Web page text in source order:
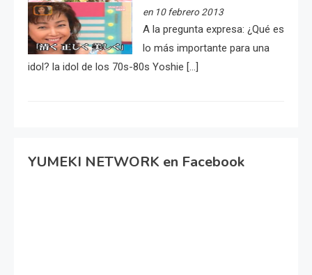
en 10 febrero 2013
A la pregunta expresa: ¿Qué es
lo más importante para una
idol? la idol de los 70s-80s Yoshie […]
YUMEKI NETWORK en Facebook